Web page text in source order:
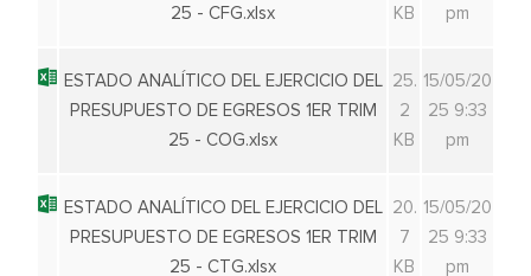
25 - CFG.xlsx
KB
pm
ESTADO ANALÍTICO DEL EJERCICIO DEL
PRESUPUESTO DE EGRESOS 1ER TRIM
25 - COG.xlsx
25.
2
KB
15/05/20
25 9:33
pm
ESTADO ANALÍTICO DEL EJERCICIO DEL
PRESUPUESTO DE EGRESOS 1ER TRIM
25 - CTG.xlsx
20.
7
KB
15/05/20
25 9:33
pm